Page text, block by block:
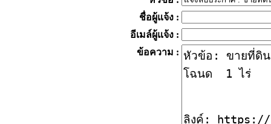
ชื่อผู้แจ้ง :
อีเมล์ผู้แจ้ง :
ข้อความ :